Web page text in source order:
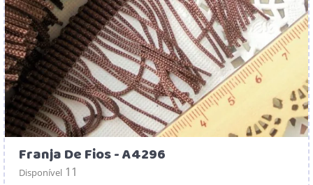
Franja De Fios - A4296
Disponível 11